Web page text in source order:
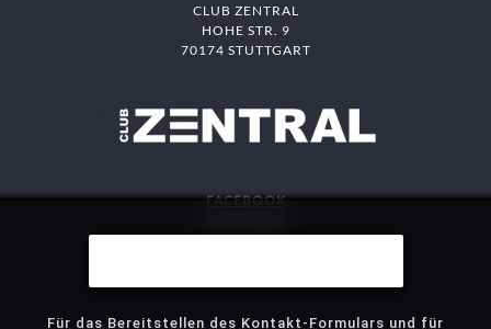
CLUB ZENTRAL
HOHE STR. 9
70174 STUTTGART
FACEBOOK
DAS MITTE
Für das Bereitstellen des Kontakt-Formulars und für